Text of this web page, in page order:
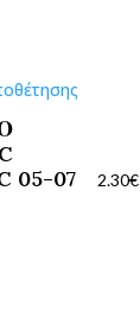
05-07
2.30€